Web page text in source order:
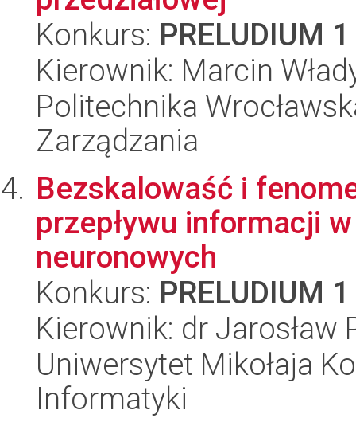
Konkurs: PRELUDIUM 1
Kierownik: Marcin
Politechnika
Zarządzania
Bezskalowaść i
przepływu informacji
neuronowych
Konkurs: PRELUDIUM 1
Kierownik: dr Jarosław
Uniwersytet Mikołaja
Informatyki